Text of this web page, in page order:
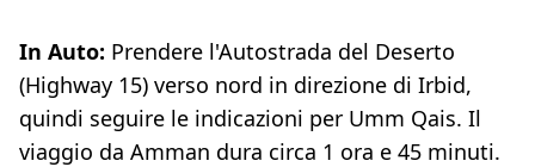
In Auto: Prendere l'Autostrada del Deserto
(Highway 15) verso nord in direzione di Irbid,
quindi seguire le indicazioni per Umm Qais. Il
viaggio da Amman dura circa 1 ora e 45 minuti.